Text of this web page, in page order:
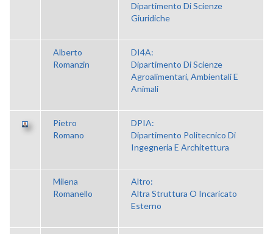
Dipartimento Di Scienze
Giuridiche
Alberto
Romanzin
DI4A:
Dipartimento Di Scienze
Agroalimentari, Ambientali E
Animali
Pietro
Romano
DPIA:
Dipartimento Politecnico Di
Ingegneria E Architettura
Milena
Romanello
Altro:
Altra Struttura O Incaricato
Esterno